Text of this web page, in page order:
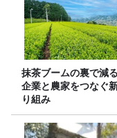
抹茶ブームの裏で減
企業と農家をつなぐ
り組み